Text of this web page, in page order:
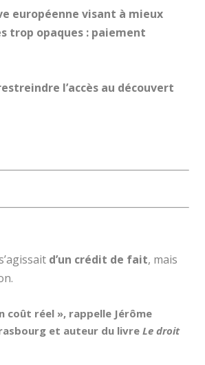
européenne visant à mieux
trop opaques : paiement
l’accès au découvert
d’un crédit de fait, mais
coût réel », rappelle Jérôme
et auteur du livreLe droit